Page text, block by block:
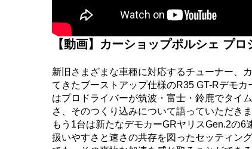
【動画】カーショップポルシェ プ
新旧さまざまな車種に対応するチューナー、
てきたブーストアップ仕様のR35 GT-Rデモ
はプロドライバーが筑波・富士・鈴鹿でタイ
さ、そのつくり込みについて語っていただきま
もう1台は新たなデモカーGRヤリスGen.2の
扱いやすさと速さの共存を図ったセッティン